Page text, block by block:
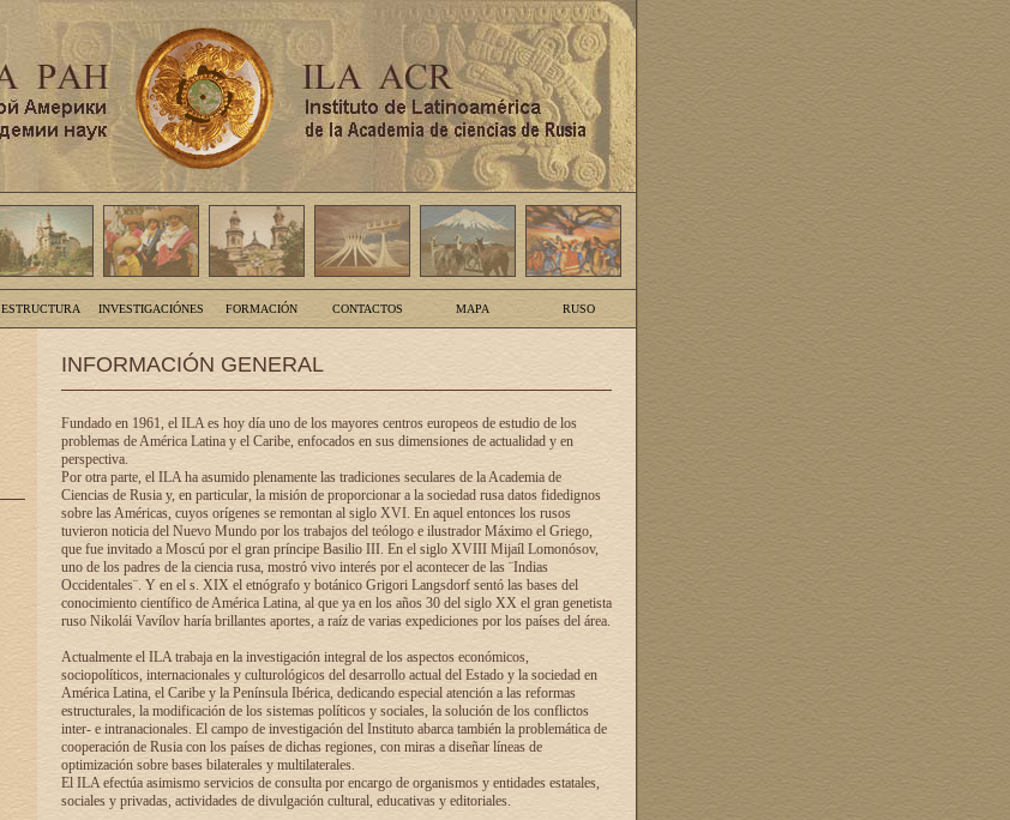
ESTRUCTURA INVESTIGACIÓNES FORMACIÓN CONTACTOS MAPA RUSO
INFORMACIÓN GENERAL
Fundado en 1961, el ILA es hoy día uno de los mayores centros europeos de estudio de los
problemas de América Latina y el Caribe, enfocados en sus dimensiones de actualidad y en
perspectiva.
Por otra parte, el ILA ha asumido plenamente las tradiciones seculares de la Academia de
Ciencias de Rusia y, en particular, la misión de proporcionar a la sociedad rusa datos fidedignos
sobre las Américas, cuyos orígenes se remontan al siglo XVI. En aquel entonces los rusos
tuvieron noticia del Nuevo Mundo por los trabajos del teólogo e ilustrador Máximo el Griego,
que fue invitado a Moscú por el gran príncipe Basilio III. En el siglo XVIII Mijaíl Lomonósov,
uno de los padres de la ciencia rusa, mostró vivo interés por el acontecer de las ¨Indias
Occidentales¨. Y en el s. XIX el etnógrafo y botánico Grigori Langsdorf sentó las bases del
conocimiento científico de América Latina, al que ya en los años 30 del siglo XX el gran genetista
ruso Nikolái Vavílov haría brillantes aportes, a raíz de varias expediciones por los países del área.
Actualmente el ILA trabaja en la investigación integral de los aspectos económicos,
sociopolíticos, internacionales y culturológicos del desarrollo actual del Estado y la sociedad en
América Latina, el Caribe y la Península Ibérica, dedicando especial atención a las reformas
estructurales, la modificación de los sistemas políticos y sociales, la solución de los conflictos
inter- e intranacionales. El campo de investigación del Instituto abarca también la problemática de
cooperación de Rusia con los países de dichas regiones, con miras a diseñar líneas de
optimización sobre bases bilaterales y multilaterales.
El ILA efectúa asimismo servicios de consulta por encargo de organismos y entidades estatales,
sociales y privadas, actividades de divulgación cultural, educativas y editoriales.